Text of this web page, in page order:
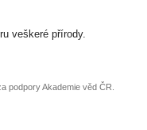
veškeré přírody.
podpory Akademie věd ČR.